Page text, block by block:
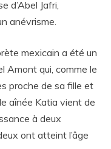
d’Abel Jafri,
anévrisme.
mexicain a été un
Amont qui, comme le
proche de sa fille et
aînée Katia vient de
à deux
ont atteint l’âge